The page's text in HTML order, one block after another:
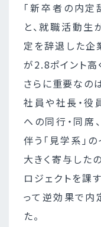
「新卒者の内定
と、就職活動生
定を辞退した企
が2.8ポイント高
さらに重要なの
社員や社長・役
への同行・同席
伴う「見学系」
大きく寄与した
ロジェクトを課
って逆効果で内
た。